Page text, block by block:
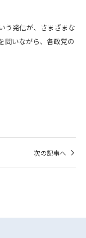
う発信が、さまざまな
問いながら、各政党の
次の記事へ